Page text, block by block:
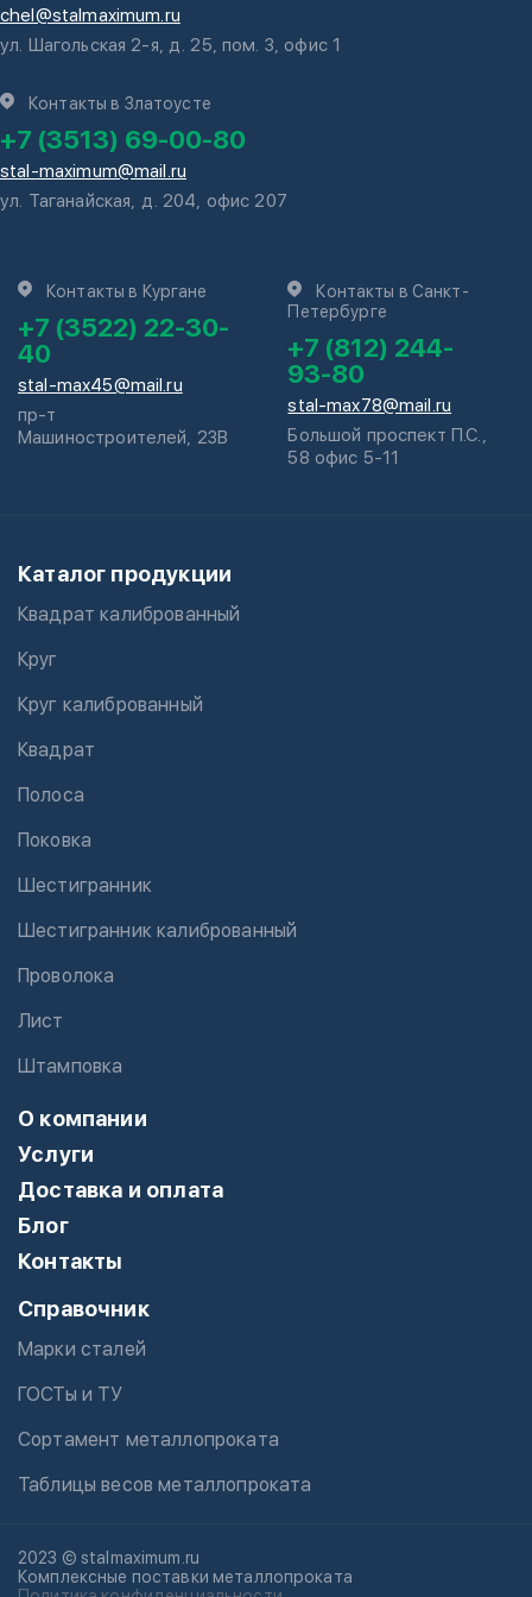
chel@stalmaximum.ru
ул. Шагольская 2-я, д. 25, пом. 3, офис 1
Контакты в Златоусте
+7 (3513) 69-00-80
stal-maximum@mail.ru
ул. Таганайская, д. 204, офис 207
Контакты в Кургане
+7 (3522) 22-30-
40
stal-max45@mail.ru
пр-т
Машиностроителей, 23В
Контакты в Санкт-
Петербурге
+7 (812) 244-
93-80
stal-max78@mail.ru
Большой проспект П.С.,
58 офис 5-11
Каталог продукции
Квадрат калиброванный
Круг
Круг калиброванный
Квадрат
Полоса
Поковка
Шестигранник
Шестигранник калиброванный
Проволока
Лист
Штамповка
О компании
Услуги
Доставка и оплата
Блог
Контакты
Справочник
Марки сталей
ГОСТы и ТУ
Сортамент металлопроката
Таблицы весов металлопроката
2023 © stalmaximum.ru
Комплексные поставки металлопроката